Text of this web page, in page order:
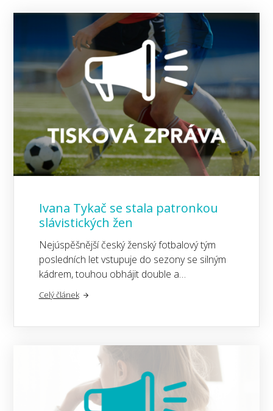
Ivana Tykač se stala patronkou
slávistických žen
Nejúspěšnější český ženský fotbalový tým
posledních let vstupuje do sezony se silným
kádrem, touhou obhájit double a…
Celý článek